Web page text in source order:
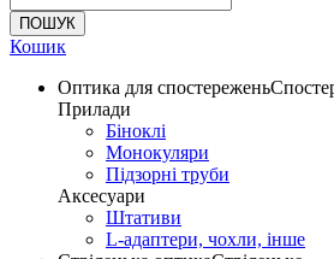
Кошик
Оптика для спостережень
Прилади
Біноклі
Монокуляри
Підзорні труби
Аксесуари
Штативи
L-адаптери, чохли, інше